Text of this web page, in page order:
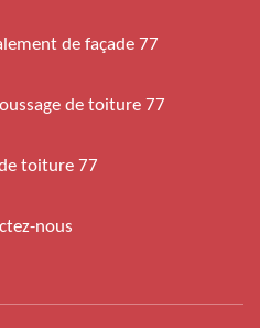
de façade 77
de toiture 77
toiture 77
nous